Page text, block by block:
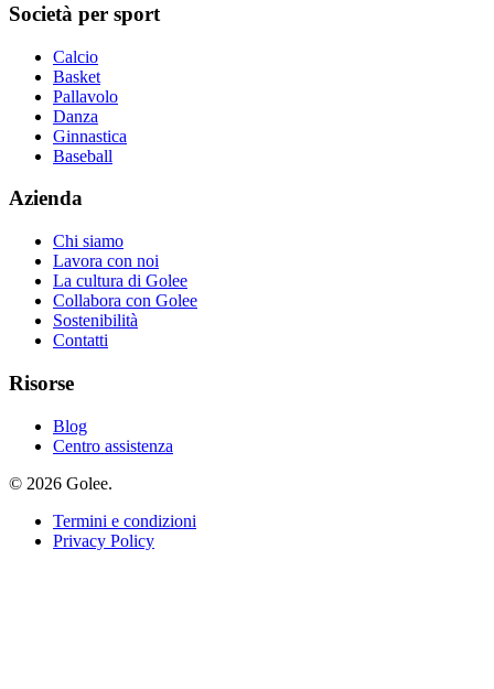
Società per sport
Calcio
Basket
Pallavolo
Danza
Ginnastica
Baseball
Azienda
Chi siamo
Lavora con noi
La cultura di Golee
Collabora con Golee
Sostenibilità
Contatti
Risorse
Blog
Centro assistenza
© 2026 Golee.
Termini e condizioni
Privacy Policy